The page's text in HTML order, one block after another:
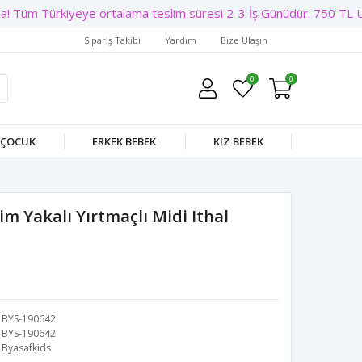
Türkiyeye ortalama teslim süresi 2-3 İş Günüdür. 750 TL
Sipariş Takibi Yardım Bize Ulaşın
0 0
ERKEK BEBEK KIZ BEBEK
Yakalı Yırtmaçlı Midi Ithal
BYS-190642
BYS-190642
Byasafkids